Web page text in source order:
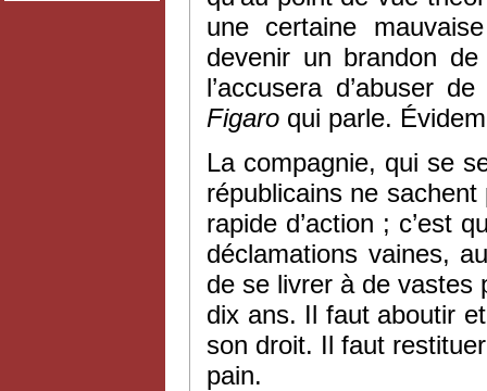
une certaine
devenir un brandon
l’accusera d’abuser
Figaro qui parle.
La compagnie, qui se
républicains ne
rapide d’action ; c’est
déclamations vaines,
de se livrer à de vastes
dix ans. Il faut aboutir
son droit. Il faut
pain.